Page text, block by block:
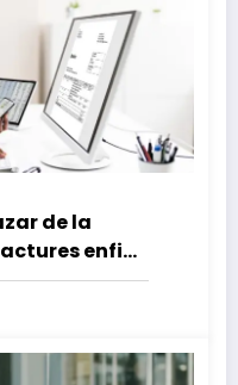
de la
enfin